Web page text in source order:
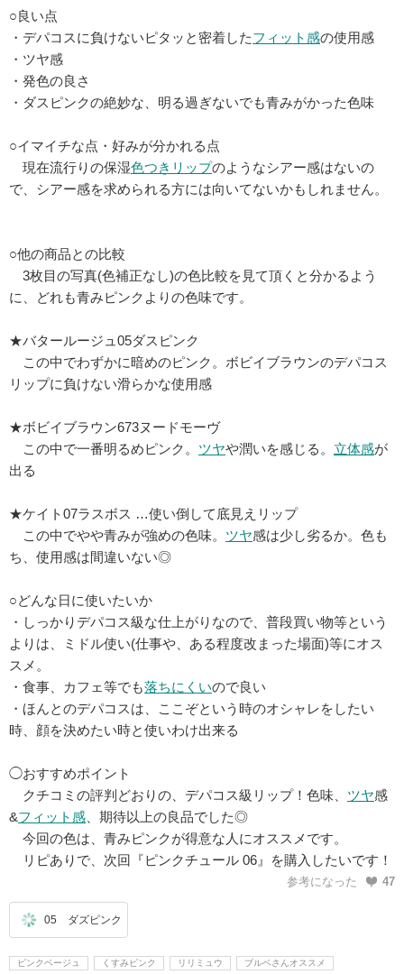
○良い点
・デパコスに負けないピタッと密着したフィット感の使用感
・ツヤ感
・発色の良さ
・ダスピンクの絶妙な、明る過ぎないでも青みがかった色味
○イマイチな点・好みが分かれる点
現在流行りの保湿色つきリップのようなシアー感はないの
で、シアー感を求められる方には向いてないかもしれません。
○他の商品との比較
3枚目の写真(色補正なし)の色比較を見て頂くと分かるよう
に、どれも青みピンクよりの色味です。
★バタールージュ05ダスピンク
この中でわずかに暗めのピンク。ボビイブラウンのデパコス
リップに負けない滑らかな使用感
★ボビイブラウン673ヌードモーヴ
この中で一番明るめピンク。 ツヤや潤いを感じる。 立体感が
出る
★ケイト07ラスボス …使い倒して底見えリップ
この中でやや青みが強めの色味。 ツヤ感は少し劣るか。色も
ち、使用感は間違いない◎
○どんな日に使いたいか
・しっかりデパコス級な仕上がりなので、普段買い物等という
よりは、ミドル使い(仕事や、ある程度改まった場面)等にオス
スメ。
・食事、カフェ等でも落ちにくいので良い
・ほんとのデパコスは、ここぞという時のオシャレをしたい
時、顔を決めたい時と使いわけ出来る
◯おすすめポイント
クチコミの評判どおりの、デパコス級リップ！色味、 ツヤ感
&フィット感 、期待以上の良品でした◎
今回の色は、青みピンクが得意な人にオススメです。
リピありで、次回『ピンクチュール 06』を購入したいです！
参考になった 47
05 ダズピンク
ピンクベージュ くすみピンク リリミュウ ブルベさんオススメ